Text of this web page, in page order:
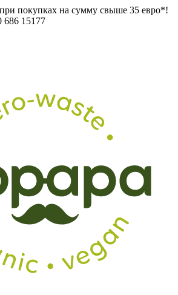
при покупках на сумму свыше 35 евро*!
686 15177